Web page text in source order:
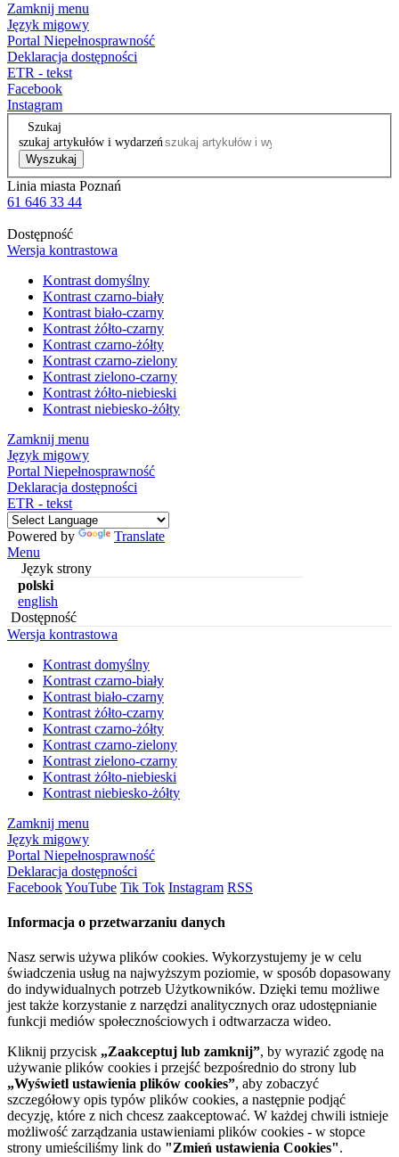
Zamknij menu
Język migowy
Portal Niepełnosprawność
Deklaracja dostępności
ETR - tekst
Facebook
Instagram
Szukaj
szukaj artykułów i wydarzeń
Wyszukaj
Linia miasta Poznań
61 646 33 44
Dostępność
Wersja kontrastowa
Kontrast domyślny
Kontrast czarno-biały
Kontrast biało-czarny
Kontrast żółto-czarny
Kontrast czarno-żółty
Kontrast czarno-zielony
Kontrast zielono-czarny
Kontrast żółto-niebieski
Kontrast niebiesko-żółty
Zamknij menu
Język migowy
Portal Niepełnosprawność
Deklaracja dostępności
ETR - tekst
Powered by
Translate
Menu
Język strony
polski
english
Dostępność
Wersja kontrastowa
Kontrast domyślny
Kontrast czarno-biały
Kontrast biało-czarny
Kontrast żółto-czarny
Kontrast czarno-żółty
Kontrast czarno-zielony
Kontrast zielono-czarny
Kontrast żółto-niebieski
Kontrast niebiesko-żółty
Zamknij menu
Język migowy
Portal Niepełnosprawność
Deklaracja dostępności
FacebookYouTube Tik Tok Instagram RSS
Informacja o przetwarzaniu danych
Nasz serwis używa plików cookies. Wykorzystujemy je w celu
świadczenia usług na najwyższym poziomie, w sposób dopasowany
do indywidualnych potrzeb Użytkowników. Dzięki temu możliwe
jest także korzystanie z narzędzi analitycznych oraz udostępnianie
funkcji mediów społecznościowych i odtwarzacza wideo.
Kliknij przycisk „Zaakceptuj lub zamknij”, by wyrazić zgodę na
używanie plików cookies i przejść bezpośrednio do strony lub
„Wyświetl ustawienia plików cookies”, aby zobaczyć
szczegółowy opis typów plików cookies, a następnie podjąć
decyzję, które z nich chcesz zaakceptować. W każdej chwili istnieje
możliwość zarządzania ustawieniami plików cookies - w stopce
strony umieściliśmy link do "Zmień ustawienia Cookies".